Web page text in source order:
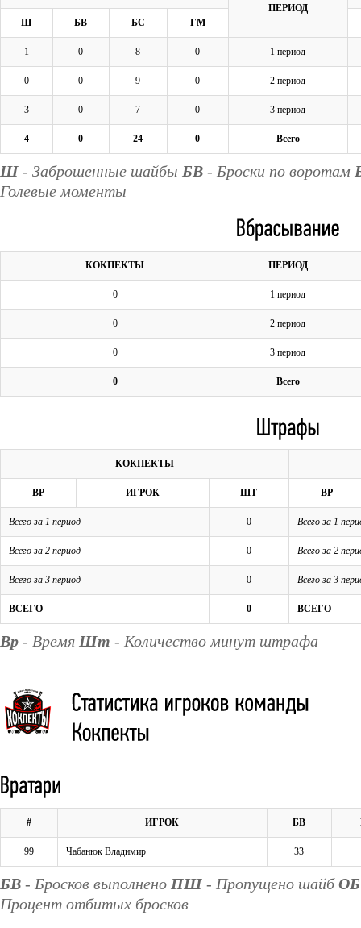
ПЕРИОД
Ш
БВ БС ГМ
1 0 8 0 1 период
0 0 9 0 2 период
3 0 7 0 3 период
4 0 24 0 Всего
Ш - Заброшенные шайбы БВ - Броски по воротам
Голевые моменты
КОКПЕКТЫ ПЕРИОД
0 1 период
0 2 период
0 3 период
0 Всего
КОКПЕКТЫ
ВР ИГРОК ШТ ВР
Всего за 1 период 0 Всего за 1
Всего за 2 период 0 Всего за 2
Всего за 3 период 0 Всего за 3
ВСЕГО 0 ВСЕГО
Вр - Время Шт - Количество минут штрафа
# ИГРОК БВ
99 Чабанюк Владимир 33
БВ - Бросков выполнено ПШ - Пропущено шайб ОБ
Процент отбитых бросков